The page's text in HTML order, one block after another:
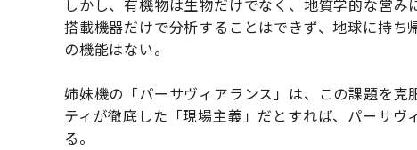
しかし、有機物は生物だけでなく、地質学的な営
搭載機器だけで分析することはできず、地球に持
の機能はない。
姉妹機の「パーサヴィアランス」は、この課題を
ティが徹底した「現場主義」だとすれば、パーサ
る。